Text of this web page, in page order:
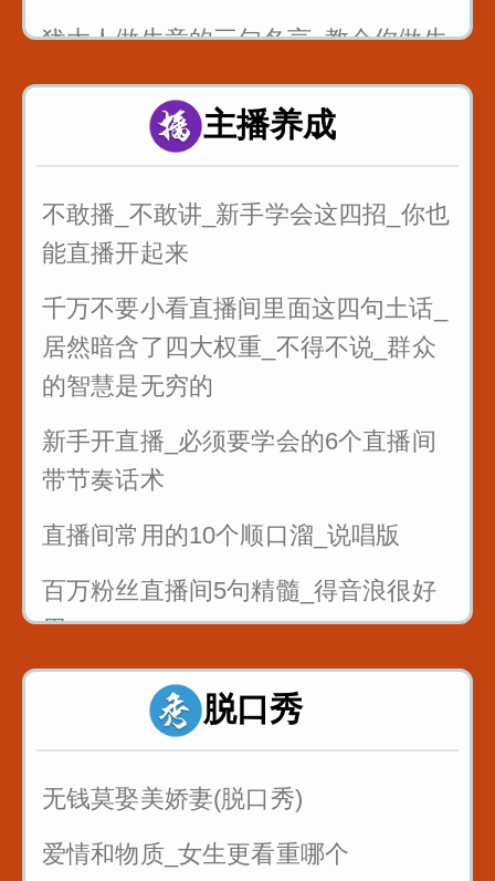
犹太人做生意的三句名言_教会你做生
意
最狠的五句话让你瞬间成长
主播养成
不敢播_不敢讲_新手学会这四招_你也
能直播开起来
千万不要小看直播间里面这四句土话_
居然暗含了四大权重_不得不说_群众
的智慧是无穷的
新手开直播_必须要学会的6个直播间
带节奏话术
直播间常用的10个顺口溜_说唱版
百万粉丝直播间5句精髓_得音浪很好
用
反复练习1w遍_主播基本功_直播话术
反复练习1w遍_主播基本功_直播话术
2
反复练习1w遍_主播基本功_直播话术
脱口秀
无钱莫娶美娇妻(脱口秀)
爱情和物质_女生更看重哪个